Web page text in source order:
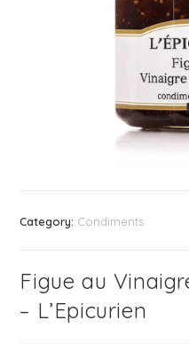
Category: Condiments
Figue au
– L’Epicurien